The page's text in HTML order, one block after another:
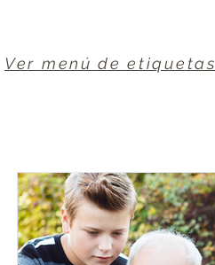
Ver menú de etiquetas